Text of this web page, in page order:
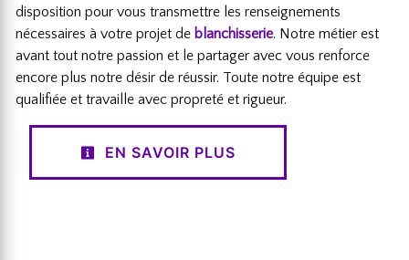
disposition pour vous transmettre les renseignements
nécessaires à votre projet de blanchisserie. Notre métier est
avant tout notre passion et le partager avec vous renforce
encore plus notre désir de réussir. Toute notre équipe est
qualifiée et travaille avec propreté et rigueur.
EN SAVOIR PLUS